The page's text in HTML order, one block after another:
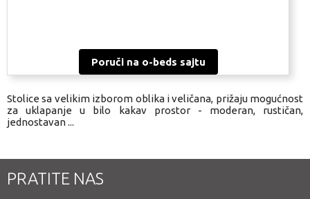
Poruči na o-beds sajtu
Stolice sa velikim izborom oblika i veličana, prižaju mogućnost
za uklapanje u bilo kakav prostor - moderan, rustičan,
jednostavan ...
PRATITE NAS